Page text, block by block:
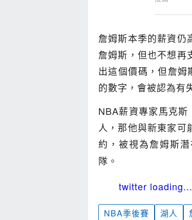
詹姆斯本季的薪資仍
詹姆斯，但也不想再
出這個價碼，但詹
的數字，會被認為有
NBA薪資專家馬克
人，那他與新東家可
約，被視為詹姆斯
隊。
twitter loading...
NBA季後賽 湖人